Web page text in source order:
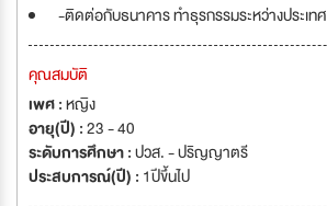
-ติดต่อกับธนาคาร ทำธุรกรรมระหว่างประเทศ
คุณสมบัติ
เพศ :หญิง
อายุ(ปี) :23 - 40
ระดับการศึกษา :ปวส. - ปริญญาตรี
ประสบการณ์(ปี) : 1ปีขึ้นไป